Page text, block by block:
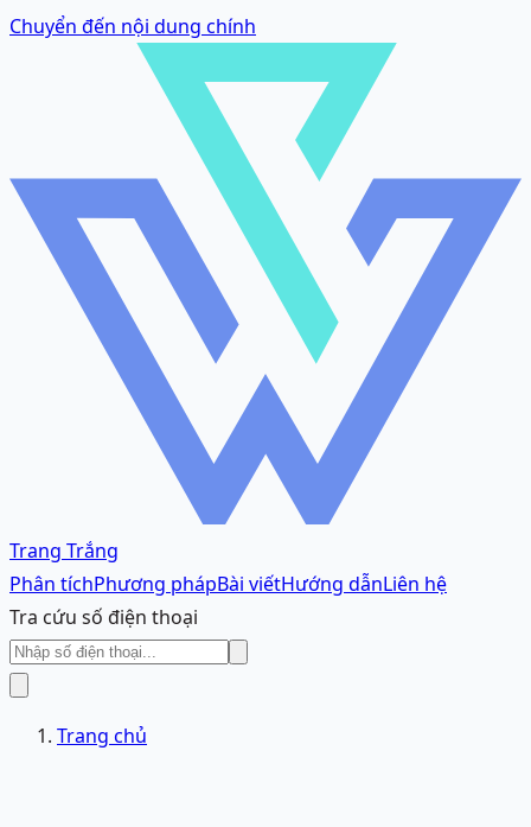
Chuyển đến nội dung chính
Trang Trắng
Phân tíchPhương phápBài viếtHướng dẫnLiên hệ
Tra cứu số điện thoại
Trang chủ